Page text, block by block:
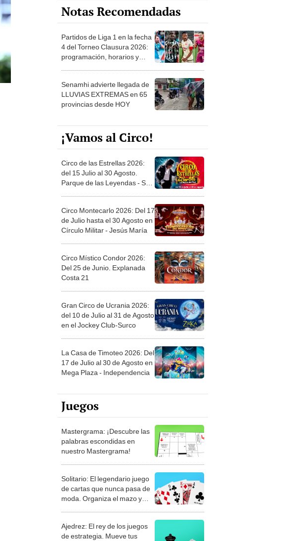
Notas Recomendadas
Partidos de Liga 1 en la fecha
4 del Torneo Clausura 2026:
programación, horarios y
Senamhi advierte llegada de
LLUVIAS EXTREMAS en 65
provincias desde HOY
¡Vamos al Circo!
Circo de las Estrellas 2026:
del 15 Julio al 30 Agosto.
Parque de las Leyendas - San
Circo Montecarlo 2026: Del 17
de Julio hasta el 30 Agosto en
Círculo Militar - Jesús María
Circo Místico Condor 2026:
Del 25 de Junio. Explanada
Costa 21
Gran Circo de Ucrania 2026:
del 10 de Julio al 31 de Agosto
en el Jockey Club-Surco
La Casa de Timoteo 2026: Del
17 de Julio al 30 de Agosto en
Mega Plaza - Independencia
Juegos
Mastergrama: ¡Descubre las
palabras escondidas en
nuestro Mastergrama!
Solitario: El legendario juego
de cartas que nunca pasa de
moda. Organiza el mazo y
Ajedrez: El rey de los juegos
de estrategia. Mueve tus